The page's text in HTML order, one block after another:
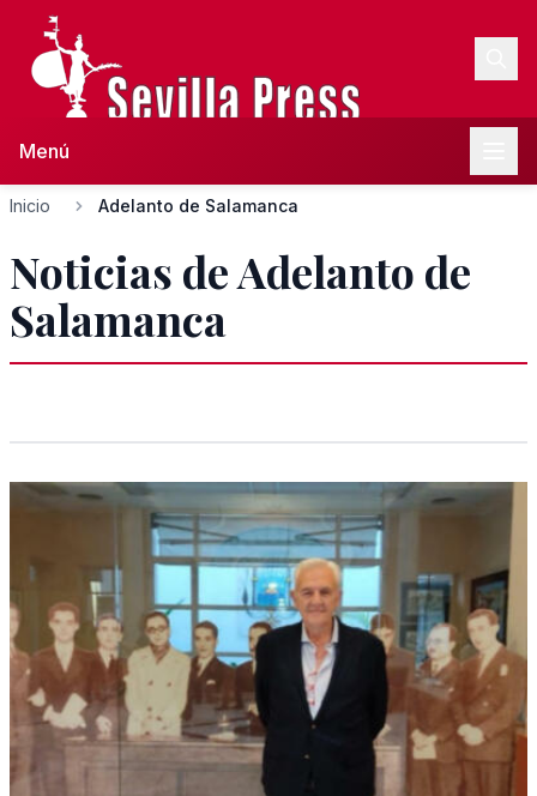
Menú
Inicio Adelanto de Salamanca
Noticias de Adelanto de
Salamanca